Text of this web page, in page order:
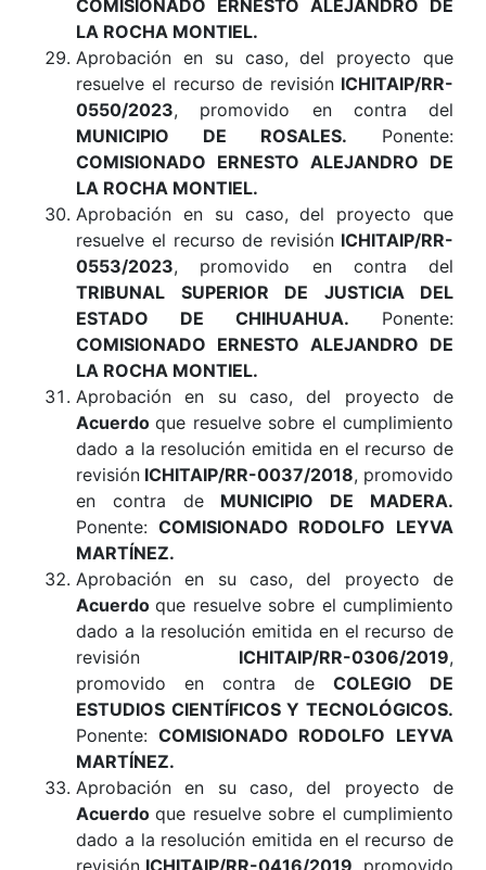
COMISIONADO ERNESTO ALEJANDRO DE
LA ROCHA MONTIEL.
Aprobación en su caso, del proyecto que
resuelve el recurso de revisión ICHITAIP/RR-
0550/2023, promovido en contra del
MUNICIPIO DE ROSALES. Ponente:
COMISIONADO ERNESTO ALEJANDRO DE
LA ROCHA MONTIEL.
Aprobación en su caso, del proyecto que
resuelve el recurso de revisión ICHITAIP/RR-
0553/2023, promovido en contra del
TRIBUNAL SUPERIOR DE JUSTICIA DEL
ESTADO DE CHIHUAHUA. Ponente:
COMISIONADO ERNESTO ALEJANDRO DE
LA ROCHA MONTIEL.
Aprobación en su caso, del proyecto de
Acuerdoque resuelve sobre el cumplimiento
dado a la resolución emitida en el recurso de
revisión ICHITAIP/RR-0037/2018, promovido
en contra de MUNICIPIO DE MADERA.
Ponente: COMISIONADO RODOLFO LEYVA
MARTÍNEZ.
Aprobación en su caso, del proyecto de
Acuerdoque resuelve sobre el cumplimiento
dado a la resolución emitida en el recurso de
revisión ICHITAIP/RR-0306/2019,
promovido en contra de COLEGIO DE
ESTUDIOS CIENTÍFICOS Y TECNOLÓGICOS.
Ponente: COMISIONADO RODOLFO LEYVA
MARTÍNEZ.
Aprobación en su caso, del proyecto de
Acuerdoque resuelve sobre el cumplimiento
dado a la resolución emitida en el recurso de